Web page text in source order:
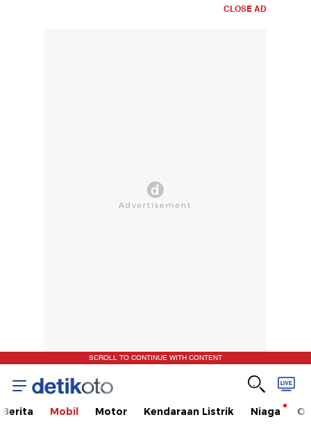
CLOSE AD
SCROLL TO CONTINUE WITH CONTENT
Berita Mobil Motor Kendaraan Listrik Niaga